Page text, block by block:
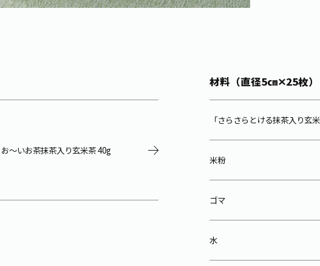
～いお茶抹茶入り玄米茶 40g
材料（直径5㎝✕25枚）
「さらさらとける抹茶入り玄
米粉
ゴマ
水